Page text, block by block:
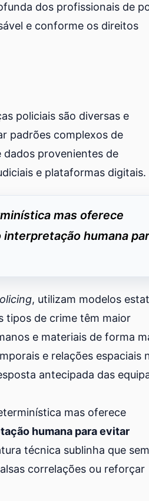
dos profissionais de
e conforme os direitos
policiais são diversas e
padrões complexos de
provenientes de
e plataformas digitais.
mas oferece
humana
, utilizam modelos
tipos de crime têm maior
e materiais de forma
e relações espaciais
antecipada das
mas oferece
humana para evitar
técnica sublinha que
correlações ou reforçar